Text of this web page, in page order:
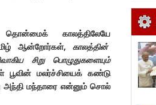
காலத்திலேயே
ஆன்றோர்கள், காலத்தின்
சிறு பொழுதுகளையும்
பூவின் மலர்ச்சியைக் கண்டு
அந்தி மந்தாரை என்னும் சொல்